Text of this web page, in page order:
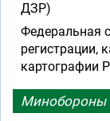
ДЗР)
Федеральная
регистрации,
картографии